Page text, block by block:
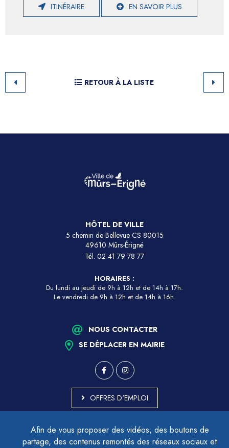
Afin de vous proposer des vidéos, des boutons de
partage, des contenus remontés des réseaux sociaux et
ITINÉRAIRE EN SAVOIR PLUS
RETOUR À LA LISTE
HÔTEL DE VILLE
5 chemin de Bellevue CS 80015
49610 Mûrs-Érigné
Tél. 02 41 79 78 77
HORAIRES :
Du lundi au jeudi de 9h à 12h et de 14h à 17h.
Le vendredi de 9h à 12h et de 14h à 16h.
NOUS CONTACTER
SE DÉPLACER EN MAIRIE
OFFRES D'EMPLOI
ACCESSIBILITÉ - PARTIELLEMENT CONFORME
PLAN DU SITE